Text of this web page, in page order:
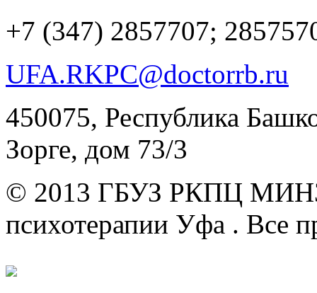
+7 (347) 2857707;
UFA.RKPC@doctorrb.ru
450075, Республика
Зорге, дом 73/3
© 2013 ГБУЗ РКПЦ
психотерапии Уфа . Все